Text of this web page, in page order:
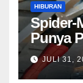
HIBURAN
Spider-
Punya
JULI 31,